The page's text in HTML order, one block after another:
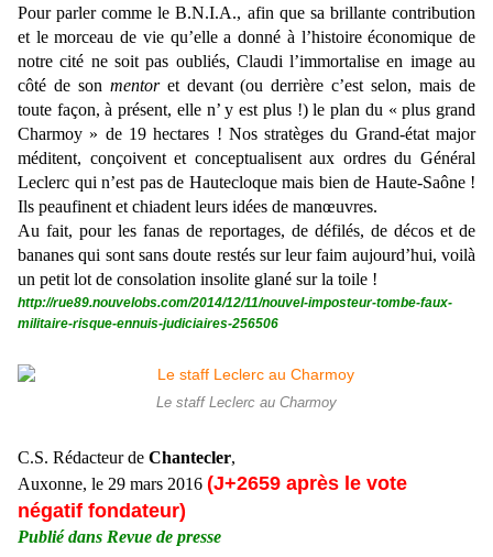
Pour parler comme le B.N.I.A., afin que sa brillante contribution
et le morceau de vie qu’elle a donné à l’histoire économique de
notre cité ne soit pas oubliés, Claudi l’immortalise en image au
côté de son mentor et devant (ou derrière c’est selon, mais de
toute façon, à présent, elle n’ y est plus !) le plan du « plus grand
Charmoy » de 19 hectares ! Nos stratèges du Grand-état major
méditent, conçoivent et conceptualisent aux ordres du Général
Leclerc qui n’est pas de Hautecloque mais bien de Haute-Saône !
Ils peaufinent et chiadent leurs idées de manœuvres.
Au fait, pour les fanas de reportages, de défilés, de décos et de
bananes qui sont sans doute restés sur leur faim aujourd’hui, voilà
un petit lot de consolation insolite glané sur la toile !
http://rue89.nouvelobs.com/2014/12/11/nouvel-imposteur-tombe-faux-
militaire-risque-ennuis-judiciaires-256506
Le staff Leclerc au Charmoy
C.S. Rédacteur de Chantecler,
Auxonne, le 29 mars 2016 (J+2659 après le vote
négatif fondateur)
Publié dans Revue de presse